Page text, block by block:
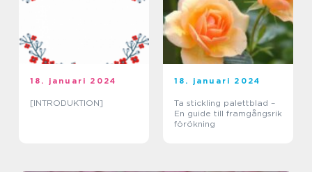
18. januari 2024
[INTRODUKTION]
18. januari 2024
Ta stickling palettblad –
En guide till framgångsrik
förökning